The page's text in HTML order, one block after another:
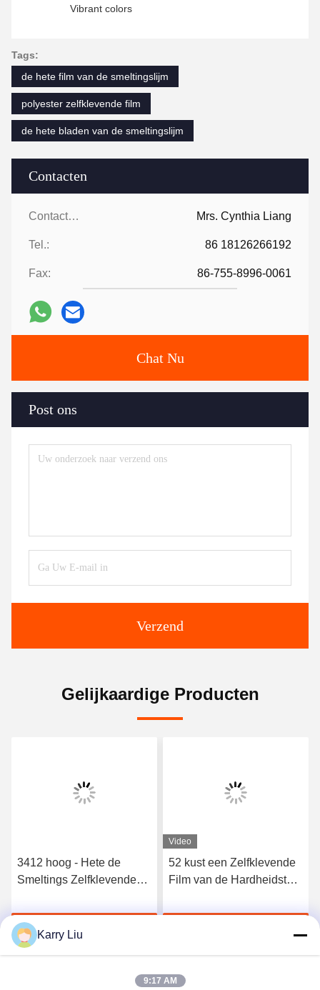
Contacten
Contacten: Mrs. Cynthia Liang
Tel.: 86 18126266192
Fax: 86-755-8996-0061
Chat Nu
Post ons
Verzend
Vibrant colors
Tags:
de hete film van de smeltingslijm
polyester zelfklevende film
de hete bladen van de smeltingslijm
Gelijkaardige Producten
3412 hoog - Hete de
Smeltings Zelfklevende
Elastische Polyurethaan
Krijg Beste Prijs
Video
52 kust een Zelfklevende
Film van de Hardheidstpu
Naadloos Ondergoed
Karry Liu
9:17 AM